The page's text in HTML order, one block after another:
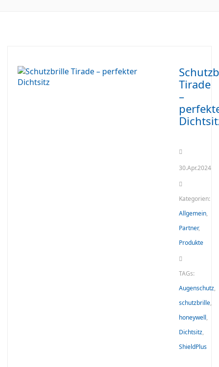
Tirade
–
30.Apr.2024
Kategorien:
Allgemein,
Partner,
Produkte
TAGs:
Augenschutz,
schutzbrille,
honeywell,
Dichtsitz,
ShieldPlus